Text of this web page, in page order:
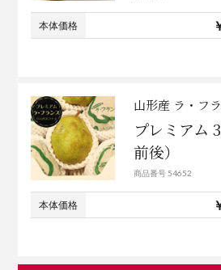
本体価格
山形産 ラ・フ
プレミアム
前後）
商品番号 54652
本体価格